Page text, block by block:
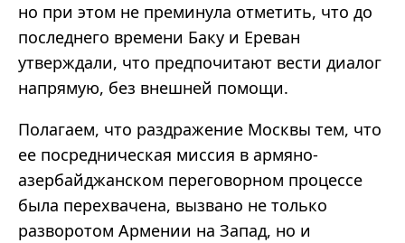
но при этом не преминула отметить, что до
последнего времени Баку и Ереван
утверждали, что предпочитают вести диалог
напрямую, без внешней помощи.
Полагаем, что раздражение Москвы тем, что
ее посредническая миссия в армяно-
азербайджанском переговорном процессе
была перехвачена, вызвано не только
разворотом Армении на Запад, но и